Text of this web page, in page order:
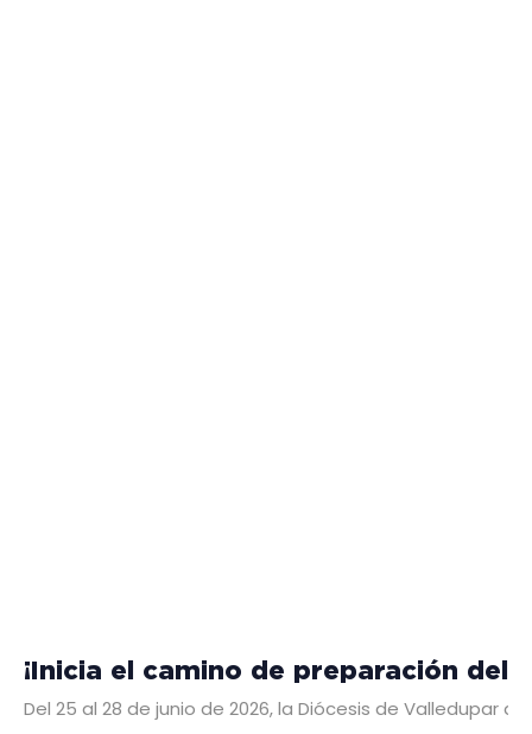
¡Inicia el camino de preparación del
Del 25 al 28 de junio de 2026, la Diócesis de Valledupar